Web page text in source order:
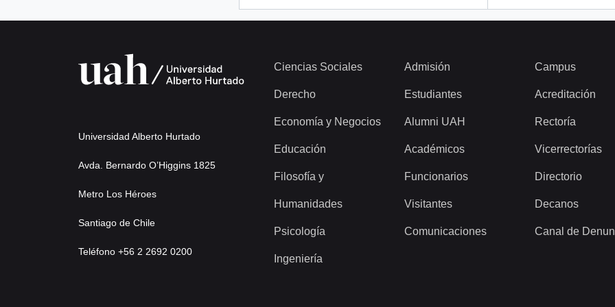
Universidad Alberto Hurtado
Avda. Bernardo O’Higgins 1825
Metro Los Héroes
Santiago de Chile
Teléfono +56 2 2692 0200
Ciencias Sociales
Derecho
Economía y Negocios
Educación
Filosofía y
Humanidades
Psicología
Ingeniería
Admisión
Estudiantes
Alumni UAH
Académicos
Funcionarios
Visitantes
Comunicaciones
Campus
Acreditación
Rectoría
Vicerrectorías
Directorio
Decanos
Canal de